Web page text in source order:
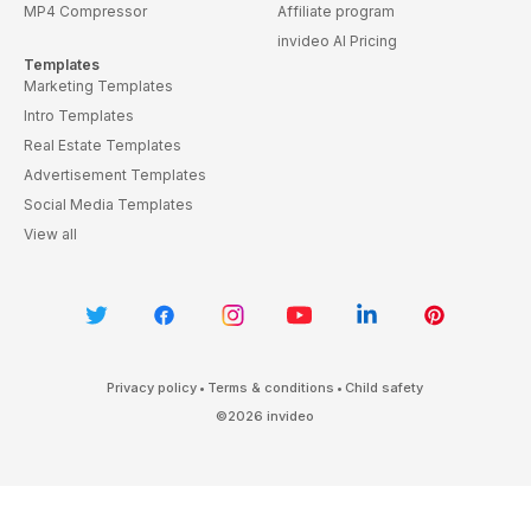
MP4 Compressor
Templates
Marketing Templates
Intro Templates
Real Estate Templates
Advertisement Templates
Social Media Templates
View all
Affiliate program
invideo AI Pricing
Privacy policy • Terms & conditions • Child safety
©2026 invideo